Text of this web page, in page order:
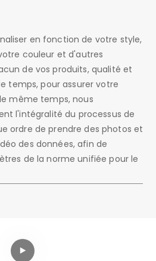
en fonction de votre style,
couleur et d'autres
de vos produits, qualité et
temps, pour assurer votre
même temps, nous
l'intégralité du processus de
ordre de prendre des photos et
des données, afin de
de la norme unifiée pour le